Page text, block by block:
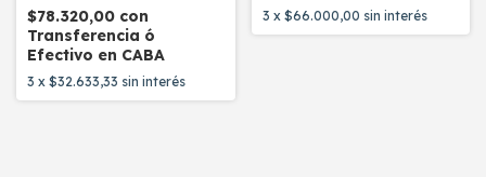
$78.320,00 con
Transferencia ó
Efectivo en CABA
3 x $32.633,33 sin interés
3 x $66.000,00 sin interés